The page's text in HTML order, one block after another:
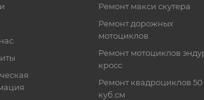
Ремонт макси скутера
Ремонт дорожных
мотоциклов
Ремонт мотоциклов
кросс
Ремонт квадроциклов 50
куб.см